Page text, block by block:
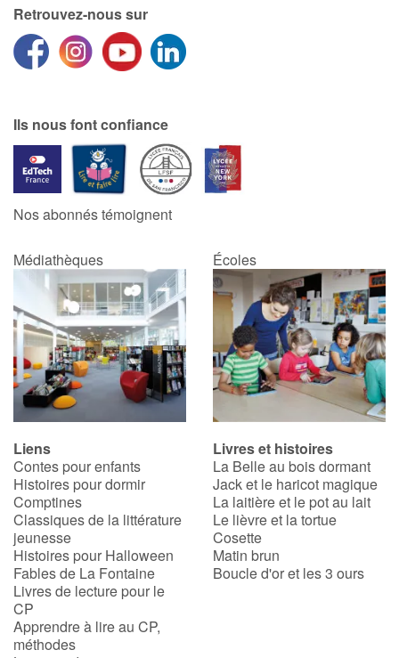
Aide
Accueil
Écoles
Médiathèques
Blog
Actualités
Par thématique
Rencontres et témoignages
Contes d'ici et d'ailleurs
Autour de la lecture
Apprendre à lire
Livre audio
Retrouvez-nous sur
Ils nous font confiance
Nos abonnés témoignent
Médiathèques Écoles
Liens
Contes pour enfants
Histoires pour dormir
Comptines
Classiques de la littérature
jeunesse
Histoires pour Halloween
Fables de La Fontaine
Livres de lecture pour le
CP
Apprendre à lire au CP,
méthodes
Livres et histoires
La Belle au bois dormant
Jack et le haricot magique
La laitière et le pot au lait
Le lièvre et la tortue
Cosette
Matin brun
Boucle d'or et les 3 ours